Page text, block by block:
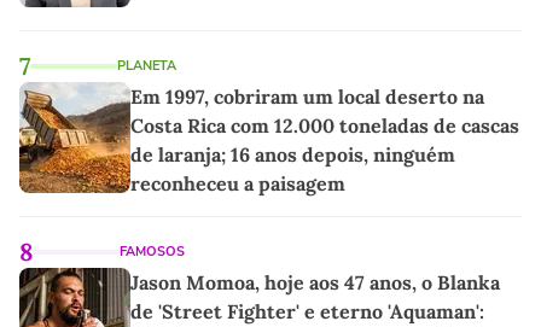
7 PLANETA
Em 1997, cobriram um local deserto na
Costa Rica com 12.000 toneladas de cascas
de laranja; 16 anos depois, ninguém
reconheceu a paisagem
8 FAMOSOS
Jason Momoa, hoje aos 47 anos, o Blanka
de 'Street Fighter' e eterno 'Aquaman':